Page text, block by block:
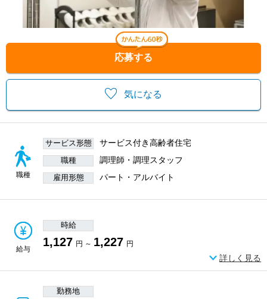
気になる
応募する
職種
サービス形態 サービス付き高齢者住宅
職種 調理師・調理スタッフ
雇用形態 パート・アルバイト
給与
時給
1,127 円 ～ 1,227 円
詳しく見る
勤務地